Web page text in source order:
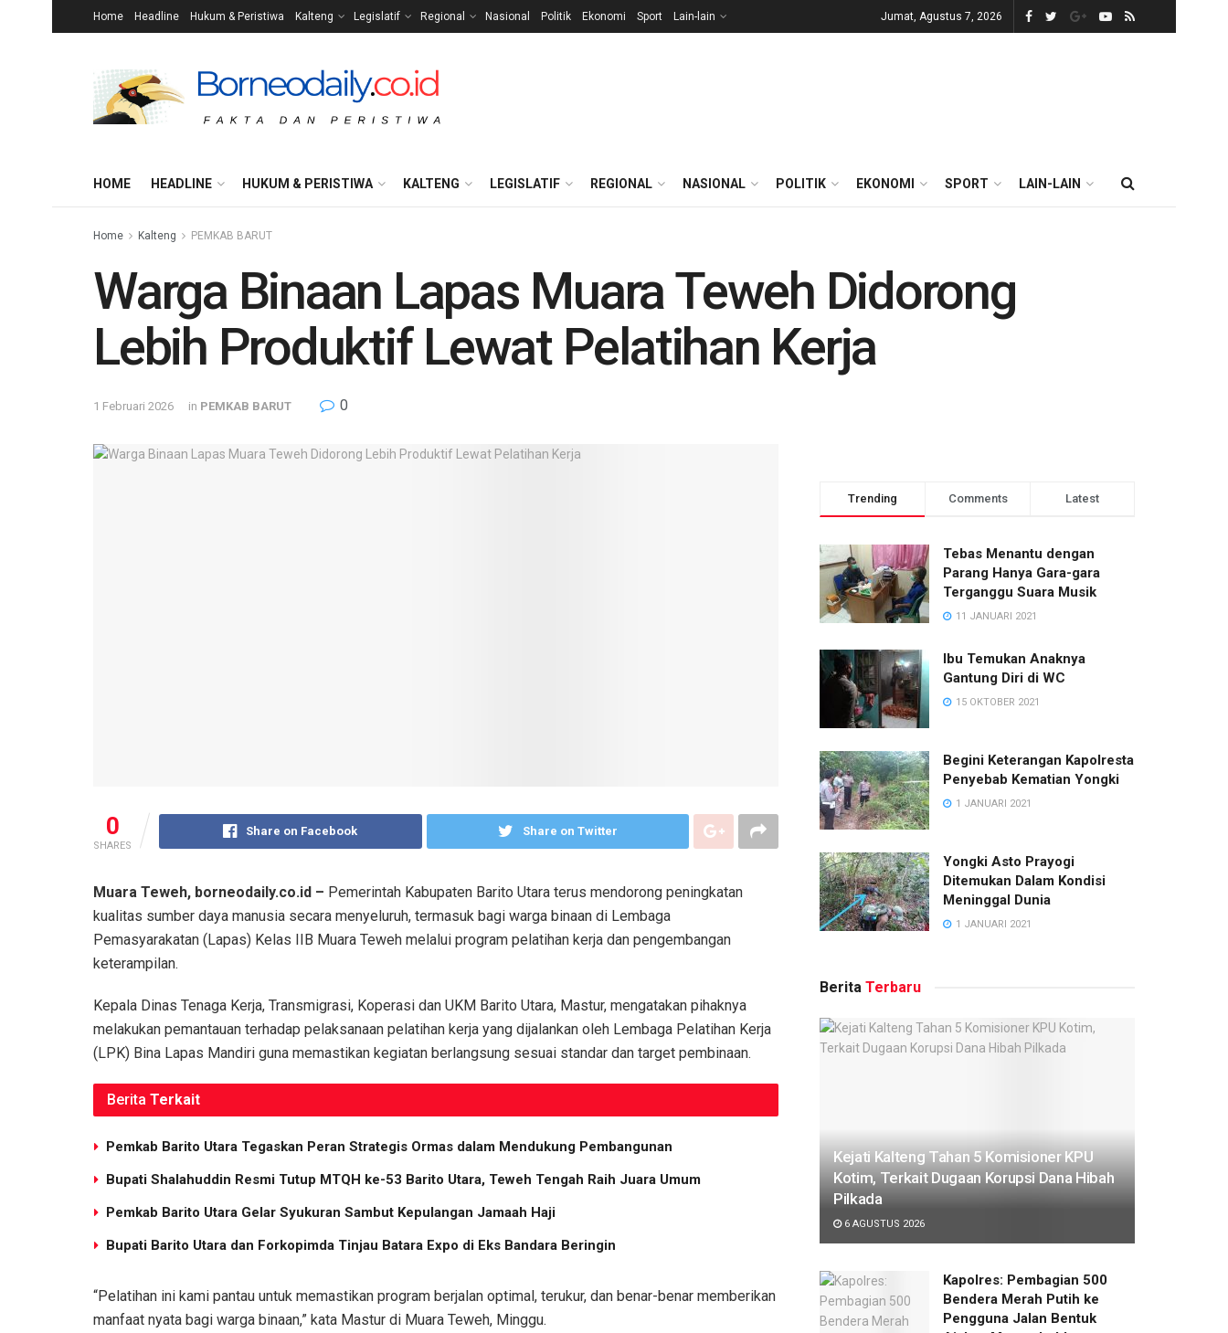
Home Headline Hukum & Peristiwa Kalteng Legislatif Regional Nasional Politik Ekonomi Sport Lain-lain Jumat, Agustus 7, 2026
HOME HEADLINE HUKUM & PERISTIWA KALTENG LEGISLATIF REGIONAL NASIONAL POLITIK EKONOMI SPORT LAIN-LAIN
Home Kalteng PEMKAB BARUT
Warga Binaan Lapas Muara Teweh Didorong
Lebih Produktif Lewat Pelatihan Kerja
1 Februari 2026 in PEMKAB BARUT 0
0
SHARES
Share on Facebook Share on Twitter
Muara Teweh, borneodaily.co.id – Pemerintah Kabupaten Barito Utara terus mendorong peningkatan
kualitas sumber daya manusia secara menyeluruh, termasuk bagi warga binaan di Lembaga
Pemasyarakatan (Lapas) Kelas IIB Muara Teweh melalui program pelatihan kerja dan pengembangan
keterampilan.
Kepala Dinas Tenaga Kerja, Transmigrasi, Koperasi dan UKM Barito Utara, Mastur, mengatakan pihaknya
melakukan pemantauan terhadap pelaksanaan pelatihan kerja yang dijalankan oleh Lembaga Pelatihan Kerja
(LPK) Bina Lapas Mandiri guna memastikan kegiatan berlangsung sesuai standar dan target pembinaan.
Berita Terkait
Pemkab Barito Utara Tegaskan Peran Strategis Ormas dalam Mendukung Pembangunan
Bupati Shalahuddin Resmi Tutup MTQH ke-53 Barito Utara, Teweh Tengah Raih Juara Umum
Pemkab Barito Utara Gelar Syukuran Sambut Kepulangan Jamaah Haji
Bupati Barito Utara dan Forkopimda Tinjau Batara Expo di Eks Bandara Beringin
“Pelatihan ini kami pantau untuk memastikan program berjalan optimal, terukur, dan benar-benar memberikan
manfaat nyata bagi warga binaan,” kata Mastur di Muara Teweh, Minggu.
Trending Comments Latest
Tebas Menantu dengan
Parang Hanya Gara-gara
Terganggu Suara Musik
11 JANUARI 2021
Ibu Temukan Anaknya
Gantung Diri di WC
15 OKTOBER 2021
Begini Keterangan Kapolresta
Penyebab Kematian Yongki
1 JANUARI 2021
Yongki Asto Prayogi
Ditemukan Dalam Kondisi
Meninggal Dunia
1 JANUARI 2021
Berita Terbaru
Kejati Kalteng Tahan 5 Komisioner KPU
Kotim, Terkait Dugaan Korupsi Dana Hibah
Pilkada
6 AGUSTUS 2026
Kapolres: Pembagian 500
Bendera Merah Putih ke
Pengguna Jalan Bentuk